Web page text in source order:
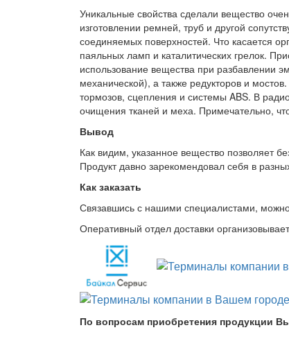
Уникальные свойства сделали вещество
изготовлении ремней, труб и другой
соединяемых поверхностей. Что касается
паяльных ламп и каталитических грелок.
использование вещества при разбавлении
механической), а также редукторов и
тормозов, сцепления и системы ABS. В
очищения тканей и меха. Примечательно,
Вывод
Как видим, указанное вещество позволяет
Продукт давно зарекомендовал себя в
Как заказать
Связавшись с нашими специалистами,
Оперативный отдел доставки
По вопросам приобретения продукции